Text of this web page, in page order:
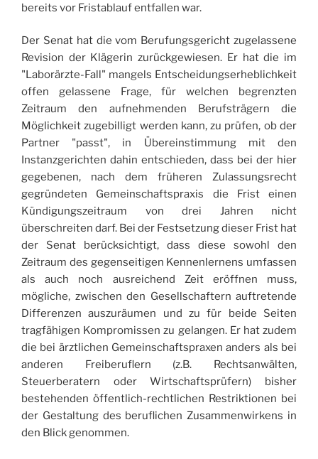
bereits vor Fristablauf entfallen war.
Der Senat hat die vom Berufungsgericht zugelassene
Revision der Klägerin zurückgewiesen. Er hat die im
"Laborärzte-Fall" mangels Entscheidungserheblichkeit
offen gelassene Frage, für welchen begrenzten
Zeitraum den aufnehmenden Berufsträgern die
Möglichkeit zugebilligt werden kann, zu prüfen, ob der
Partner "passt", in Übereinstimmung mit den
Instanzgerichten dahin entschieden, dass bei der hier
gegebenen, nach dem früheren Zulassungsrecht
gegründeten Gemeinschaftspraxis die Frist einen
Kündigungszeitraum von drei Jahren nicht
überschreiten darf. Bei der Festsetzung dieser Frist hat
der Senat berücksichtigt, dass diese sowohl den
Zeitraum des gegenseitigen Kennenlernens umfassen
als auch noch ausreichend Zeit eröffnen muss,
mögliche, zwischen den Gesellschaftern auftretende
Differenzen auszuräumen und zu für beide Seiten
tragfähigen Kompromissen zu gelangen. Er hat zudem
die bei ärztlichen Gemeinschaftspraxen anders als bei
anderen Freiberuflern (z.B. Rechtsanwälten,
Steuerberatern oder Wirtschaftsprüfern) bisher
bestehenden öffentlich-rechtlichen Restriktionen bei
der Gestaltung des beruflichen Zusammenwirkens in
den Blick genommen.